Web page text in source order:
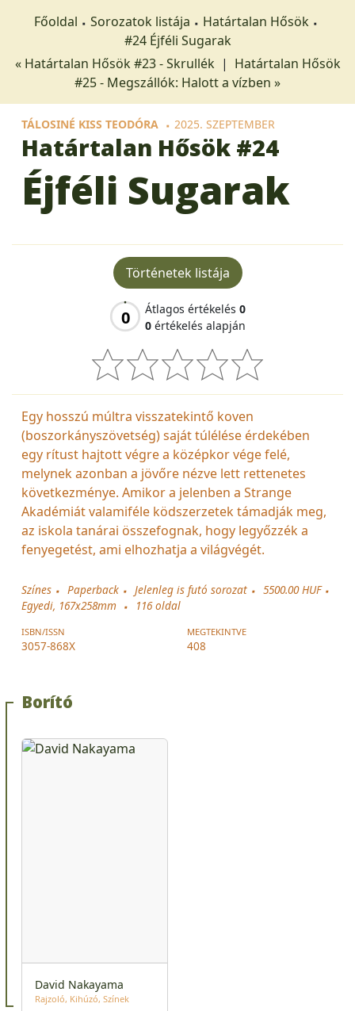
Főoldal Sorozatok listája
Határtalan Hősök
#24 Éjféli Sugarak
« Határtalan Hősök #23 - Skrullék | Határtalan Hősök
#25 - Megszállók: Halott a vízben »
TÁLOSINÉ KISS TEODÓRA 2025. SZEPTEMBER
Határtalan Hősök #24
Éjféli Sugarak
Történetek listája
0 Átlagos értékelés 0
0 értékelés alapján
Egy hosszú múltra visszatekintő koven
(boszorkányszövetség) saját túlélése érdekében
egy rítust hajtott végre a középkor vége felé,
melynek azonban a jövőre nézve lett rettenetes
következménye. Amikor a jelenben a Strange
Akadémiát valamiféle ködszerzetek támadják meg,
az iskola tanárai összefognak, hogy legyőzzék a
fenyegetést, ami elhozhatja a világvégét.
Színes Paperback Jelenleg is futó sorozat
5500.00 HUF
Egyedi, 167x258mm
116oldal
ISBN/ISSN
3057-868X
MEGTEKINTVE
408
Borító
David Nakayama
Rajzoló Kihúzó Színek